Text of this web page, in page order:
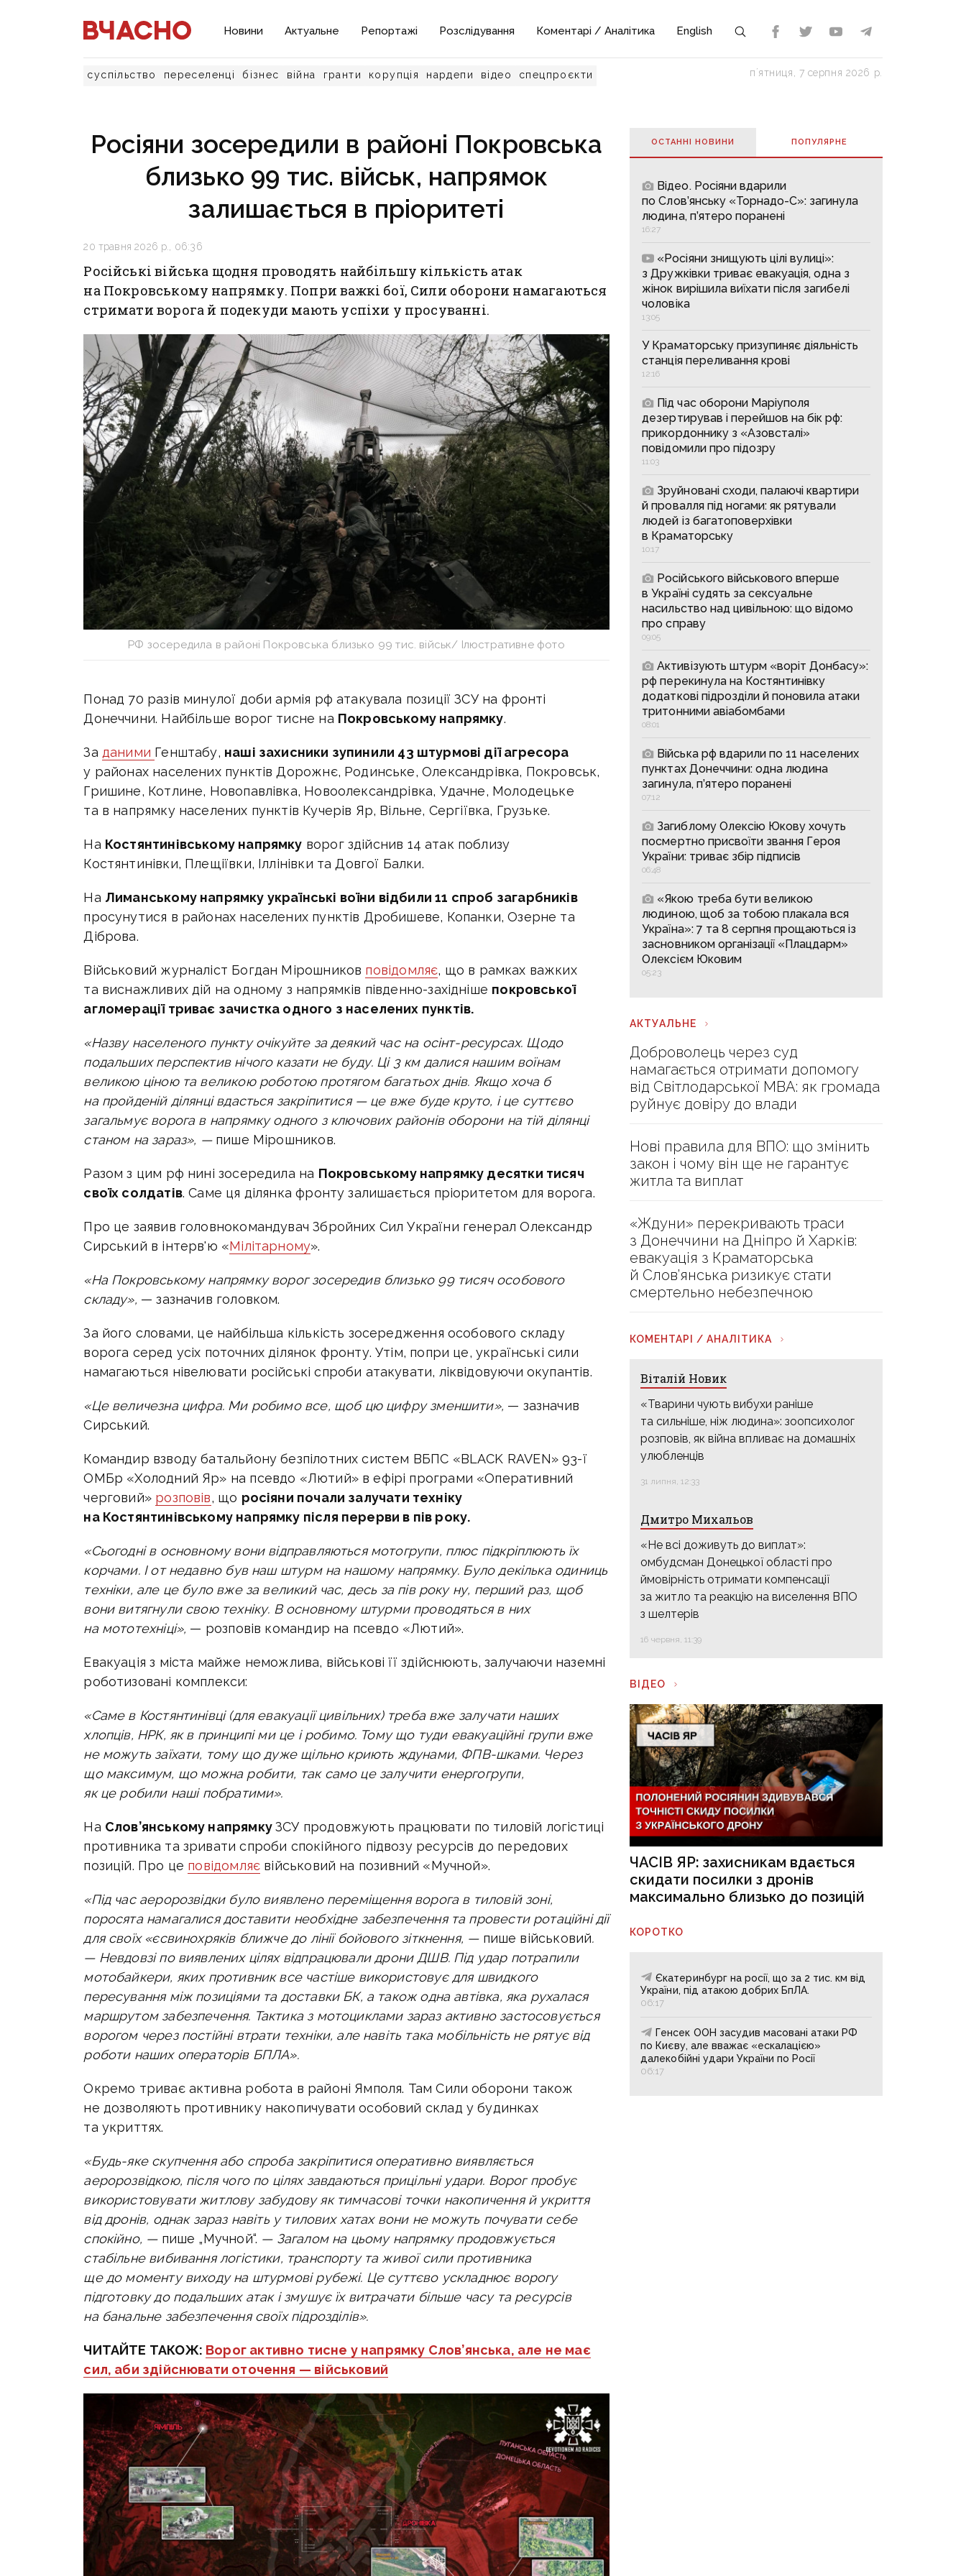
Новини Актуальне Репортажі Розслідування Коментарі / Аналітика English
суспільство переселенці бізнес війна гранти корупція нардепи відео спецпроєкти пʼятниця, 7 серпня 2026 р.
Росіяни зосередили в районі Покровська
близько 99 тис. військ, напрямок
залишається в пріоритеті
20 травня 2026 р., 06:36
Російські війська щодня проводять найбільшу кількість атак
на Покровському напрямку. Попри важкі бої, Сили оборони намагаються
стримати ворога й подекуди мають успіхи у просуванні.
РФ зосередила в районі Покровська близько 99 тис. військ/ Ілюстративне фото
Понад 70 разів минулої доби армія рф атакувала позиції ЗСУ на фронті
Донеччини. Найбільше ворог тисне на Покровському напрямку.
За даними Генштабу, наші захисники зупинили 43 штурмові дії агресора
у районах населених пунктів Дорожнє, Родинське, Олександрівка, Покровськ,
Гришине, Котлине, Новопавлівка, Новоолександрівка, Удачне, Молодецьке
та в напрямку населених пунктів Кучерів Яр, Вільне, Сергіївка, Грузьке.
На Костянтинівському напрямку ворог здійснив 14 атак поблизу
Костянтинівки, Плещіївки, Іллінівки та Довгої Балки.
На Лиманському напрямку українські воїни відбили 11 спроб загарбників
просунутися в районах населених пунктів Дробишеве, Копанки, Озерне та
Діброва.
Військовий журналіст Богдан Мірошников повідомляє, що в рамках важких
та виснажливих дій на одному з напрямків південно-західніше покровської
агломерації триває зачистка одного з населених пунктів.
«Назву населеного пункту очікуйте за деякий час на осінт-ресурсах. Щодо
подальших перспектив нічого казати не буду. Ці 3 км далися нашим воїнам
великою ціною та великою роботою протягом багатьох днів. Якщо хоча б
на пройденій ділянці вдасться закріпитися — це вже буде круто, і це суттєво
загальмує ворога в напрямку одного з ключових районів оборони на тій ділянці
станом на зараз», — пише Мірошников.
Разом з цим рф нині зосередила на Покровському напрямку десятки тисяч
своїх солдатів. Саме ця ділянка фронту залишається пріоритетом для ворога.
Про це заявив головнокомандувач Збройних Сил України генерал Олександр
Сирський в інтерв'ю «Мілітарному».
«На Покровському напрямку ворог зосередив близько 99 тисяч особового
складу», — зазначив головком.
За його словами, це найбільша кількість зосередження особового складу
ворога серед усіх поточних ділянок фронту. Утім, попри це, українські сили
намагаються нівелювати російські спроби атакувати, ліквідовуючи окупантів.
«Це величезна цифра. Ми робимо все, щоб цю цифру зменшити», — зазначив
Сирський.
Командир взводу батальйону безпілотних систем BБПС «BLACK RAVEN» 93-ї
ОМБр «Холодний Яр» на псевдо «Лютий» в ефірі програми «Оперативний
черговий» розповів, що росіяни почали залучати техніку
на Костянтинівському напрямку після перерви в пів року.
«Сьогодні в основному вони відправляються мотогрупи, плюс підкріплюють їх
корчами. І от недавно був наш штурм на нашому напрямку. Було декілька одиниць
техніки, але це було вже за великий час, десь за пів року ну, перший раз, щоб
вони витягнули свою техніку. В основному штурми проводяться в них
на мототехніці», — розповів командир на псевдо «Лютий».
Евакуація з міста майже неможлива, військові її здійснюють, залучаючи наземні
роботизовані комплекси:
«Саме в Костянтинівці (для евакуації цивільних) треба вже залучати наших
хлопців, НРК, як в принципі ми це і робимо. Тому що туди евакуаційні групи вже
не можуть заїхати, тому що дуже щільно криють ждунами, ФПВ-шками. Через
що максимум, що можна робити, так само це залучити енергогрупи,
як це робили наші побратими».
На Слов’янському напрямкуЗСУ продовжують працювати по тиловій логістиці
противника та зривати спроби спокійного підвозу ресурсів до передових
позицій. Про це повідомляє військовий на позивний «Мучной».
«Під час аеророзвідки було виявлено переміщення ворога в тиловій зоні,
поросята намагалися доставити необхідне забезпечення та провести ротаційні дії
для своїх «єсвинохряків ближче до лінії бойового зіткнення, — пише військовий.
— Невдовзі по виявлених цілях відпрацювали дрони ДШВ. Під удар потрапили
мотобайкери, яких противник все частіше використовує для швидкого
пересування між позиціями та доставки БК, а також одна автівка, яка рухалася
маршрутом забезпечення. Тактика з мотоциклами зараз активно застосовується
ворогом через постійні втрати техніки, але навіть така мобільність не рятує від
роботи наших операторів БПЛА».
Окремо триває активна робота в районі Ямполя. Там Сили оборони також
не дозволяють противнику накопичувати особовий склад у будинках
та укриттях.
«Будь-яке скупчення або спроба закріпитися оперативно виявляється
аеророзвідкою, після чого по цілях завдаються прицільні удари. Ворог пробує
використовувати житлову забудову як тимчасові точки накопичення й укриття
від дронів, однак зараз навіть у тилових хатах вони не можуть почувати себе
спокійно, — пише „Мучной“. — Загалом на цьому напрямку продовжується
стабільне вибивання логістики, транспорту та живої сили противника
ще до моменту виходу на штурмові рубежі. Це суттєво ускладнює ворогу
підготовку до подальших атак і змушує їх витрачати більше часу та ресурсів
на банальне забезпечення своїх підрозділів».
ЧИТАЙТЕ ТАКОЖ: Ворог активно тисне у напрямку Слов’янська, але не має
сил, аби здійснювати оточення — військовий
ОСТАННІ НОВИНИ ПОПУЛЯРНE
Відео. Росіяни вдарили
по Слов’янську «Торнадо-С»: загинула
людина, п’ятеро поранені
16:27
«Росіяни знищують цілі вулиці»:
з Дружківки триває евакуація, одна з
жінок вирішила виїхати після загибелі
чоловіка
13:05
У Краматорську призупиняє діяльність
станція переливання крові
12:16
Під час оборони Маріуполя
дезертирував і перейшов на бік рф:
прикордоннику з «Азовсталі»
повідомили про підозру
11:03
Зруйновані сходи, палаючі квартири
й провалля під ногами: як рятували
людей із багатоповерхівки
в Краматорську
10:17
Російського військового вперше
в Україні судять за сексуальне
насильство над цивільною: що відомо
про справу
09:05
Активізують штурм «воріт Донбасу»:
рф перекинула на Костянтинівку
додаткові підрозділи й поновила атаки
тритонними авіабомбами
08:01
Війська рф вдарили по 11 населених
пунктах Донеччини: одна людина
загинула, п’ятеро поранені
07:12
Загиблому Олексію Юкову хочуть
посмертно присвоїти звання Героя
України: триває збір підписів
06:48
«Якою треба бути великою
людиною, щоб за тобою плакала вся
Україна»: 7 та 8 серпня прощаються із
засновником організації «Плацдарм»
Олексієм Юковим
05:23
АКТУАЛЬНЕ
Доброволець через суд
намагається отримати допомогу
від Світлодарської МВА: як громада
руйнує довіру до влади
Нові правила для ВПО: що змінить
закон і чому він ще не гарантує
житла та виплат
«Ждуни» перекривають траси
з Донеччини на Дніпро й Харків:
евакуація з Краматорська
й Слов’янська ризикує стати
смертельно небезпечною
КОМЕНТАРІ / АНАЛІТИКА
Віталій Новик
«Тварини чують вибухи раніше
та сильніше, ніж людина»: зоопсихолог
розповів, як війна впливає на домашніх
улюбленців
31 липня, 12:33
Дмитро Михальов
«Не всі доживуть до виплат»:
омбудсман Донецької області про
ймовірність отримати компенсації
за житло та реакцію на виселення ВПО
з шелтерів
16 червня, 11:39
ВІДЕО
ЧАСІВ ЯР: захисникам вдається
скидати посилки з дронів
максимально близько до позицій
КОРОТКО
Єкатеринбург на росії, що за 2 тис. км від
України, під атакою добрих БпЛА.
06:17
Генсек ООН засудив масовані атаки РФ
по Києву, але вважає «ескалацією»
далекобійні удари України по Росії
06:17